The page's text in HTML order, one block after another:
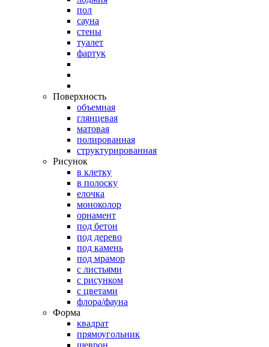
пол
сауна
стены
туалет
фартук
Поверхность
объемная
глянцевая
матовая
полированная
структурированная
Рисунок
в клетку
в полоску
елочка
моноколор
орнамент
под бетон
под дерево
под камень
под мрамор
с листьями
с рисунком
с цветами
флора/фауна
Форма
квадрат
прямоугольник
шеврон